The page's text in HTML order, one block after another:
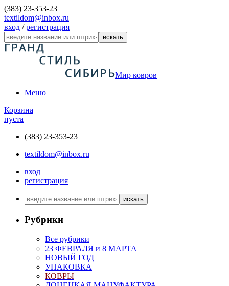
(383) 23-353-23
textildom@inbox.ru
вход /регистрация
искать
Мир ковров
Меню
Корзина
пуста
(383) 23-353-23
textildom@inbox.ru
вход
регистрация
искать
Рубрики
Все рубрики
23 ФЕВРАЛЯ и 8 МАРТА
НОВЫЙ ГОД
УПАКОВКА
КОВРЫ